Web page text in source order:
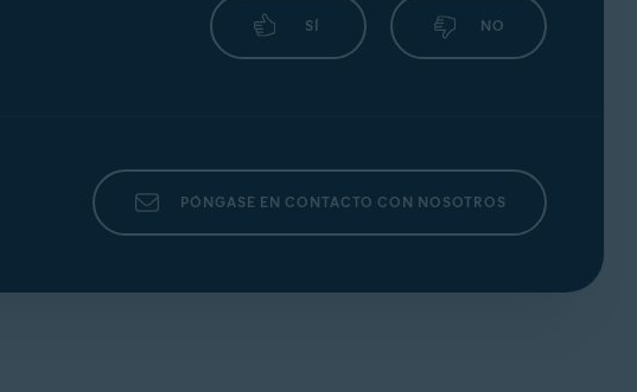
SÍ NO
PÓNGASE EN CONTACTO CON NOSOTROS